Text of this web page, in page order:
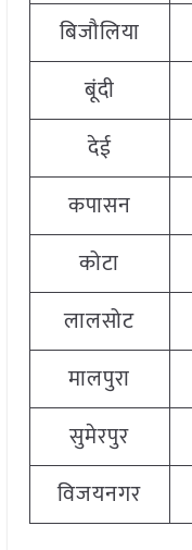
बिजौलिया
बूंदी
देई
कपासन
कोटा
लालसोट
मालपुरा
सुमेरपुर
विजयनगर